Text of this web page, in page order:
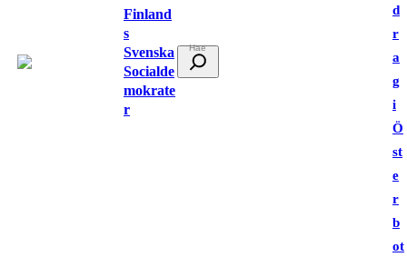
Finland
s
Svenska
Socialde
mokrate
r
ö
d
r
a
g
i
Ö
st
e
r
b
ot